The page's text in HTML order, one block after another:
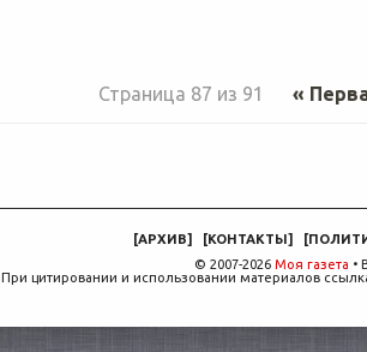
Страница 87 из 91 «
[АРХИВ] [КОНТАКТЫ] [
© 2007-2026 Моя газета •
При цитировании и использовании материалов